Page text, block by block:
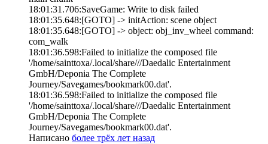
18:01:31.706:SaveGame: Write to disk failed
18:01:35.648:[GOTO] -> initAction: scene object
18:01:35.648:[GOTO] -> object: obj_inv_wheel command:
com_walk
18:01:36.598:Failed to initialize the composed file
'/home/sainttoxa/.local/share///Daedalic Entertainment
GmbH/Deponia The Complete
Journey/Savegames/bookmark00.dat'.
18:01:36.598:Failed to initialize the composed file
'/home/sainttoxa/.local/share///Daedalic Entertainment
GmbH/Deponia The Complete
Journey/Savegames/bookmark00.dat'.
Написано более трёх лет назад